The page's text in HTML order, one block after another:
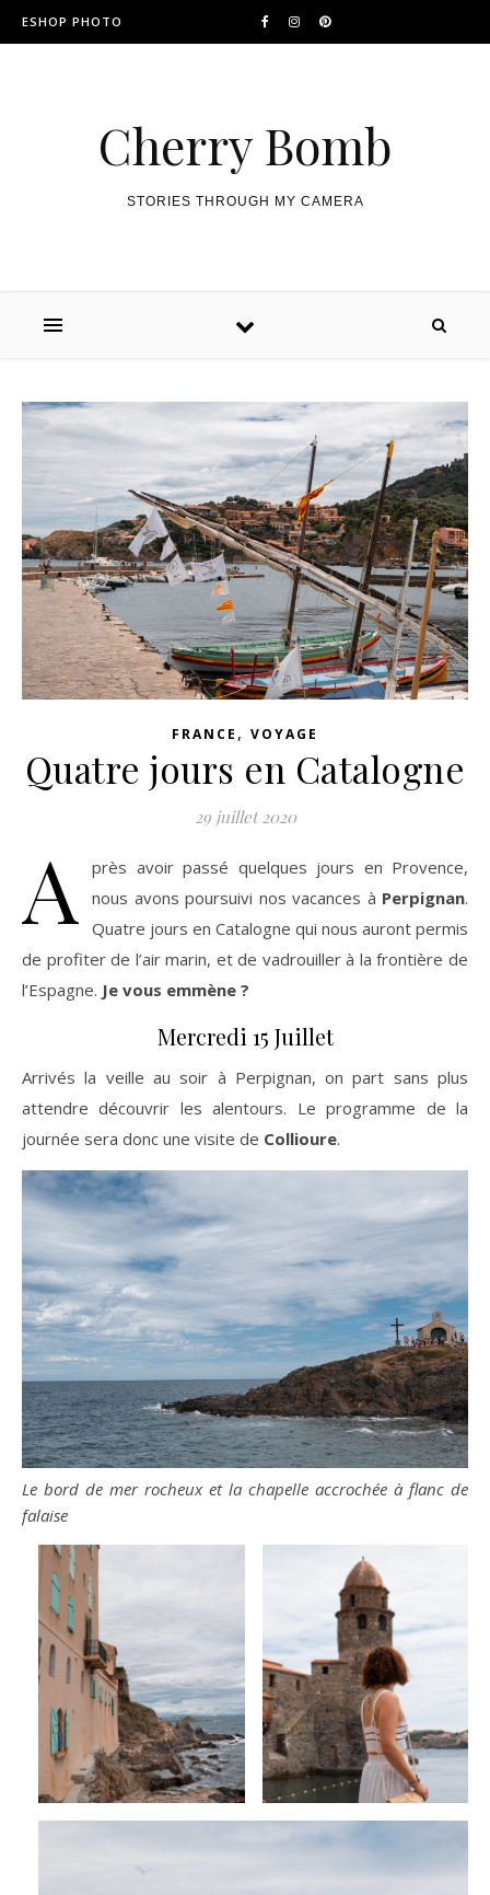
ESHOP PHOTO
Cherry Bomb
STORIES THROUGH MY CAMERA
FRANCE , VOYAGE
Quatre jours en Catalogne
29 juillet 2020
A
près avoir passé quelques jours en Provence,
nous avons poursuivi nos vacances à Perpignan.
Quatre jours en Catalogne qui nous auront permis
de profiter de l’air marin, et de vadrouiller à la frontière de
l’Espagne. Je vous emmène ?
Mercredi 15 Juillet
Arrivés la veille au soir à Perpignan, on part sans plus
attendre découvrir les alentours. Le programme de la
journée sera donc une visite de Collioure.
Le bord de mer rocheux et la chapelle accrochée à flanc de
falaise